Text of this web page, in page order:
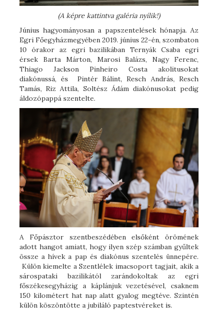
(A képre kattintva galéria nyílik!)
Június hagyományosan a papszentelések hónapja. Az
Egri Főegyházmegyében 2019. június 22-én, szombaton
10 órakor az egri bazilikában Ternyák Csaba egri
érsek Barta Márton, Marosi Balázs, Nagy Ferenc,
Thiago Jackson Pinheiro Costa akolitusokat
diakónussá, és Pintér Bálint, Resch András, Resch
Tamás, Riz Attila, Soltész Ádám diakónusokat pedig
áldozópappá szentelte.
A Főpásztor szentbeszédében elsőként örömének
adott hangot amiatt, hogy ilyen szép számban gyűltek
össze a hívek a pap és diakónus szentelés ünnepére.
Külön kiemelte a Szentlélek imacsoport tagjait, akik a
sárospataki bazilikától zarándokoltak az egri
főszékesegyházig a káplánjuk vezetésével, csaknem
150 kilométert hat nap alatt gyalog megtéve. Szintén
külön köszöntötte a jubiláló paptestvéreket is.